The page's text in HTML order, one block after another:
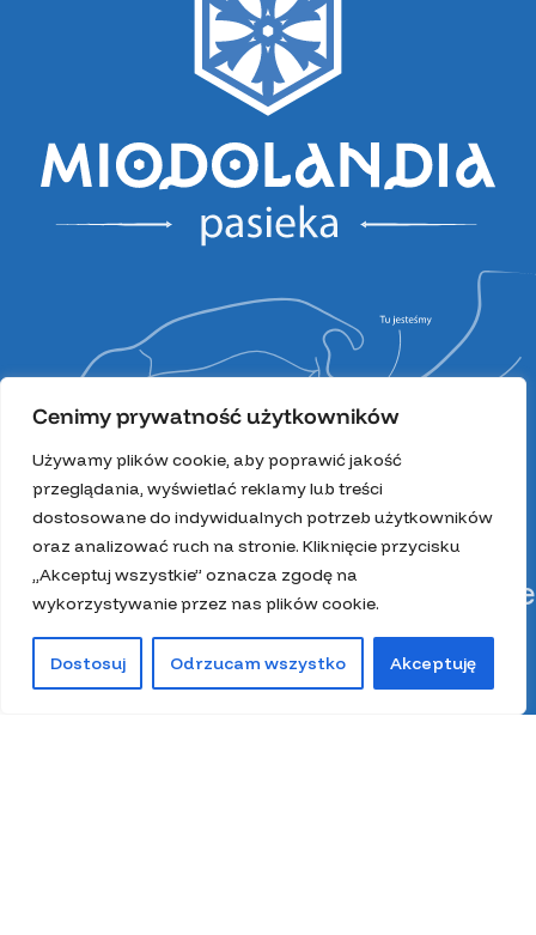
Cenimy prywatność użytkowników
Używamy plików cookie, aby poprawić jakość
przeglądania, wyświetlać reklamy lub treści
dostosowane do indywidualnych potrzeb użytkowników
oraz analizować ruch na stronie. Kliknięcie przycisku
„Akceptuj wszystkie” oznacza zgodę na
wykorzystywanie przez nas plików cookie.
Dostosuj Odrzucam wszystko Akceptuję
Kategorie
Kit pszczeli
Miód
0